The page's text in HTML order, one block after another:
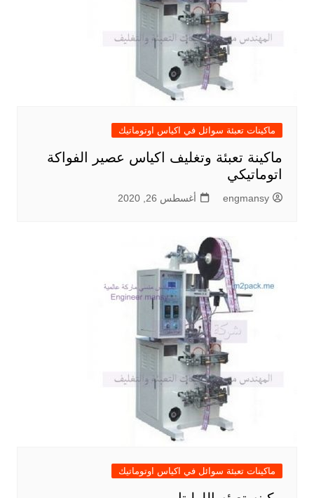
ماكينات تعبئة سوائل في اكياس اوتوماتيك
ماكينة تعبئة وتغليف اكياس عصير الفواكة
اتوماتيكي
engmansy أغسطس 26, 2020
ماكينات تعبئة سوائل في اكياس اوتوماتيك